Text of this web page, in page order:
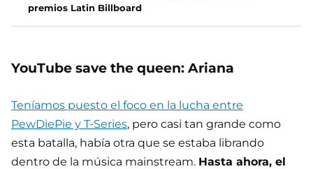
premios Latin Billboard
YouTube save the queen: Ariana
Teníamos puesto el foco en la lucha entre
PewDiePie y T-Series, pero casi tan grande como
esta batalla, había otra que se estaba librando
dentro de la música mainstream. Hasta ahora, el